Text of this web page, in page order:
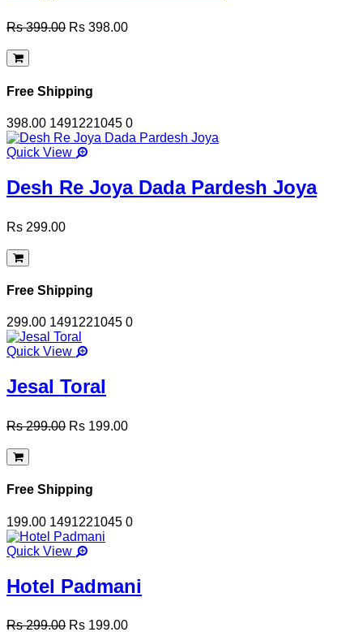
Rs 399.00 Rs 398.00
Free Shipping
398.00 1491221045 0
Quick View
Desh Re Joya Dada Pardesh Joya
Rs 299.00
Free Shipping
299.00 1491221045 0
Quick View
Jesal Toral
Rs 299.00 Rs 199.00
Free Shipping
199.00 1491221045 0
Quick View
Hotel Padmani
Rs 299.00 Rs 199.00